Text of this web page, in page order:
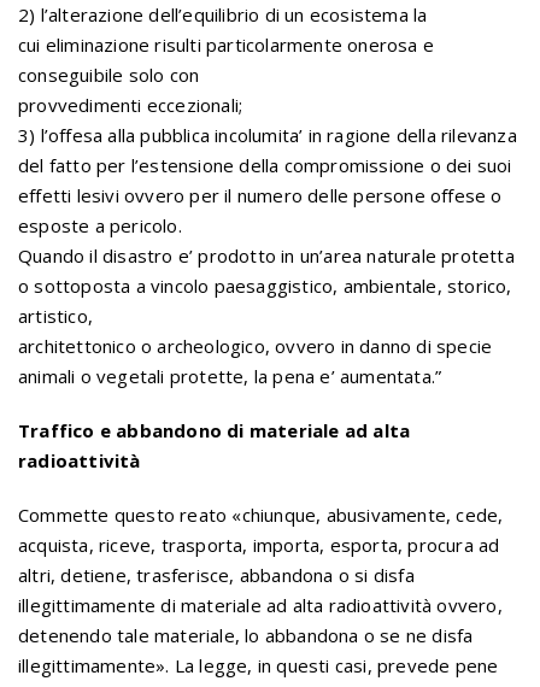
2) l’alterazione dell’equilibrio di un ecosistema la
cui eliminazione risulti particolarmente onerosa e
conseguibile solo con
provvedimenti eccezionali;
3) l’offesa alla pubblica incolumita’ in ragione della rilevanza
del fatto per l’estensione della compromissione o dei suoi
effetti lesivi ovvero per il numero delle persone offese o
esposte a pericolo.
Quando il disastro e’ prodotto in un’area naturale protetta
o sottoposta a vincolo paesaggistico, ambientale, storico,
artistico,
architettonico o archeologico, ovvero in danno di specie
animali o vegetali protette, la pena e’ aumentata.”
Traffico e abbandono di materiale ad alta
radioattività
Commette questo reato «chiunque, abusivamente, cede,
acquista, riceve, trasporta, importa, esporta, procura ad
altri, detiene, trasferisce, abbandona o si disfa
illegittimamente di materiale ad alta radioattività ovvero,
detenendo tale materiale, lo abbandona o se ne disfa
illegittimamente». La legge, in questi casi, prevede pene